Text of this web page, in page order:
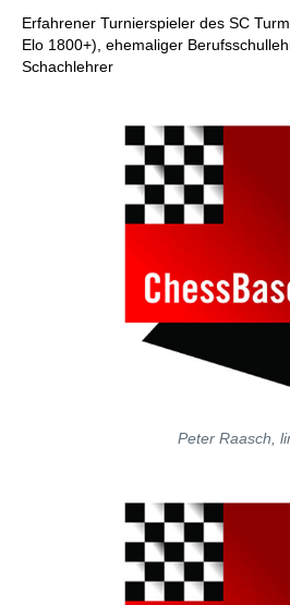
Erfahrener Turnierspieler des SC
Elo 1800+), ehemaliger
Schachlehrer
Peter Raasch,